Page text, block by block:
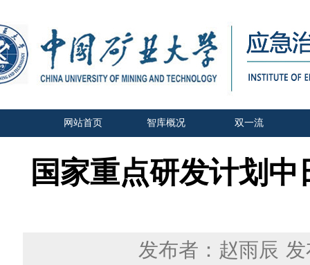
网站首页 智库概况 双一流
国家重点研发计划
发布者：赵雨辰